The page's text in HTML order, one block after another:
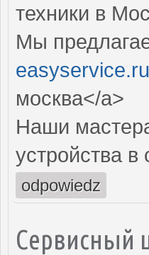
техники в
Мы
москва</a>
Наши
устройства
odpowiedz
Сервисный